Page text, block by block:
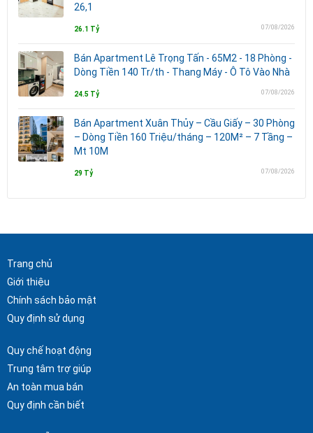
26,1
26.1 Tỷ 07/08/2026
Bán Apartment Lê Trọng Tấn - 65M2 - 18 Phòng -
Dòng Tiền 140 Tr/th - Thang Máy - Ô Tô Vào Nhà
24.5 Tỷ 07/08/2026
Bán Apartment Xuân Thủy – Cầu Giấy – 30 Phòng
– Dòng Tiền 160 Triệu/tháng – 120M² – 7 Tầng –
Mt 10M
29 Tỷ 07/08/2026
Trang chủ
Giới thiệu
Chính sách bảo mật
Quy định sử dụng
Quy chế hoạt động
Trung tâm trợ giúp
An toàn mua bán
Quy định cần biết